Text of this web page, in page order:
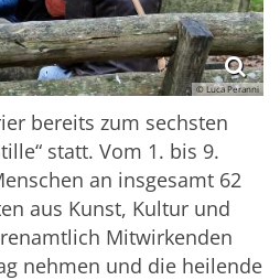
© Luca Peranni
bereits zum sechsten
statt. Vom 1. bis 9.
an insgesamt 62
aus Kunst, Kultur und
Mitwirkenden
nehmen und die heilende